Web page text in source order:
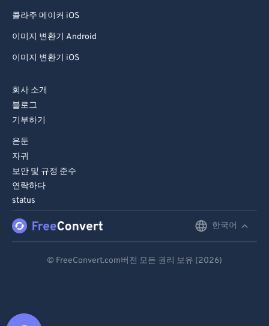
콜라주 메이커 iOS
이미지 변환기 Android
이미지 변환기 iOS
회사 소개
블로그
기부하기
은둔
자귀
보안 및 규정 준수
연락하다
status
한국어
© FreeConvert.com버전 모든 권리 보유 (2026)